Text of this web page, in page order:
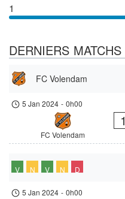
1
DERNIERS MATCHS
FC Volendam
5 Jan 2024 - 0h00
FC Volendam
1
V N V N D
5 Jan 2024 - 0h00